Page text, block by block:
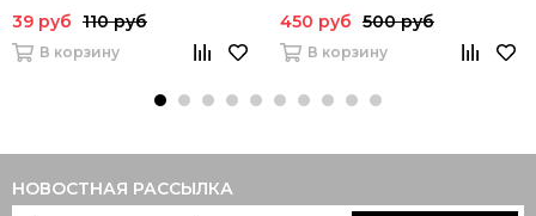
39 руб 110 руб
В корзину
450 руб 500 руб
В корзину
НОВОСТНАЯ РАССЫЛКА